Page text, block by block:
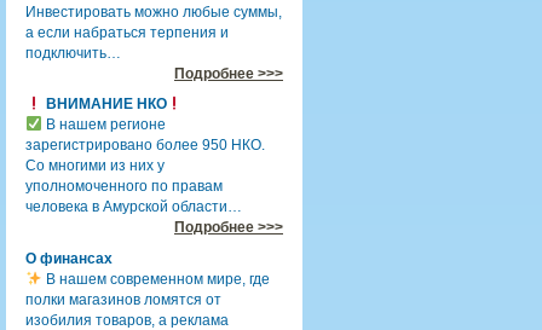
Инвестировать можно любые суммы,
а если набраться терпения и
подключить…
Подробнее >>>
ВНИМАНИЕ НКО
В нашем регионе
зарегистрировано более 950 НКО.
Со многими из них у
уполномоченного по правам
человека в Амурской области…
Подробнее >>>
О финансах
В нашем современном мире, где
полки магазинов ломятся от
изобилия товаров, а реклама